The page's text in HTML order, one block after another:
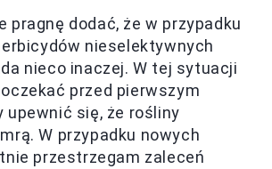
pragnę dodać, że w przypadku
nieselektywnych
nieco inaczej. W tej sytuacji
przed pierwszym
upewnić się, że rośliny
W przypadku nowych
przestrzegam zaleceń